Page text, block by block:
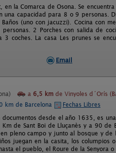
en la Comarca de Osona. Se
una capacidad para 8 o 9 personas.
(uno con jacuzzi). Cocina con
2 Porches con salida de
3 coches. La casa Les prunes se
Email
a 6,5 km de Vinyoles d´Orís
km de Barcelona
Fechas Libres
desde el año 1635, es
de Sant Boi de Lluçanès y a 90 de
pleno campo y junto al bosque y
juegan en la casita, los columpios
el pueblo, el Roure de la Senyora o